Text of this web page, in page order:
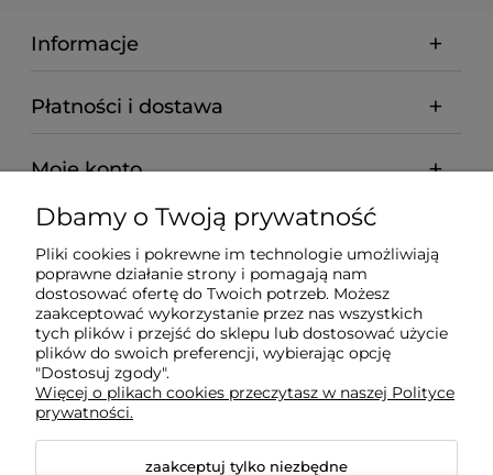
Informacje
Płatności i dostawa
Moje konto
Pomoc
O nas
BADREX FHU S.C. Marcin Fuhl, Robert Fuhl | NIP:
7543081443 | REGON: 161576169
Dbamy o Twoją prywatność
Pliki cookies i pokrewne im technologie umożliwiają
poprawne działanie strony i pomagają nam
dostosować ofertę do Twoich potrzeb. Możesz
zaakceptować wykorzystanie przez nas wszystkich
tych plików i przejść do sklepu lub dostosować użycie
plików do swoich preferencji, wybierając opcję
"Dostosuj zgody".
Więcej o plikach cookies przeczytasz w naszej Polityce
prywatności.
zaakceptuj tylko niezbędne